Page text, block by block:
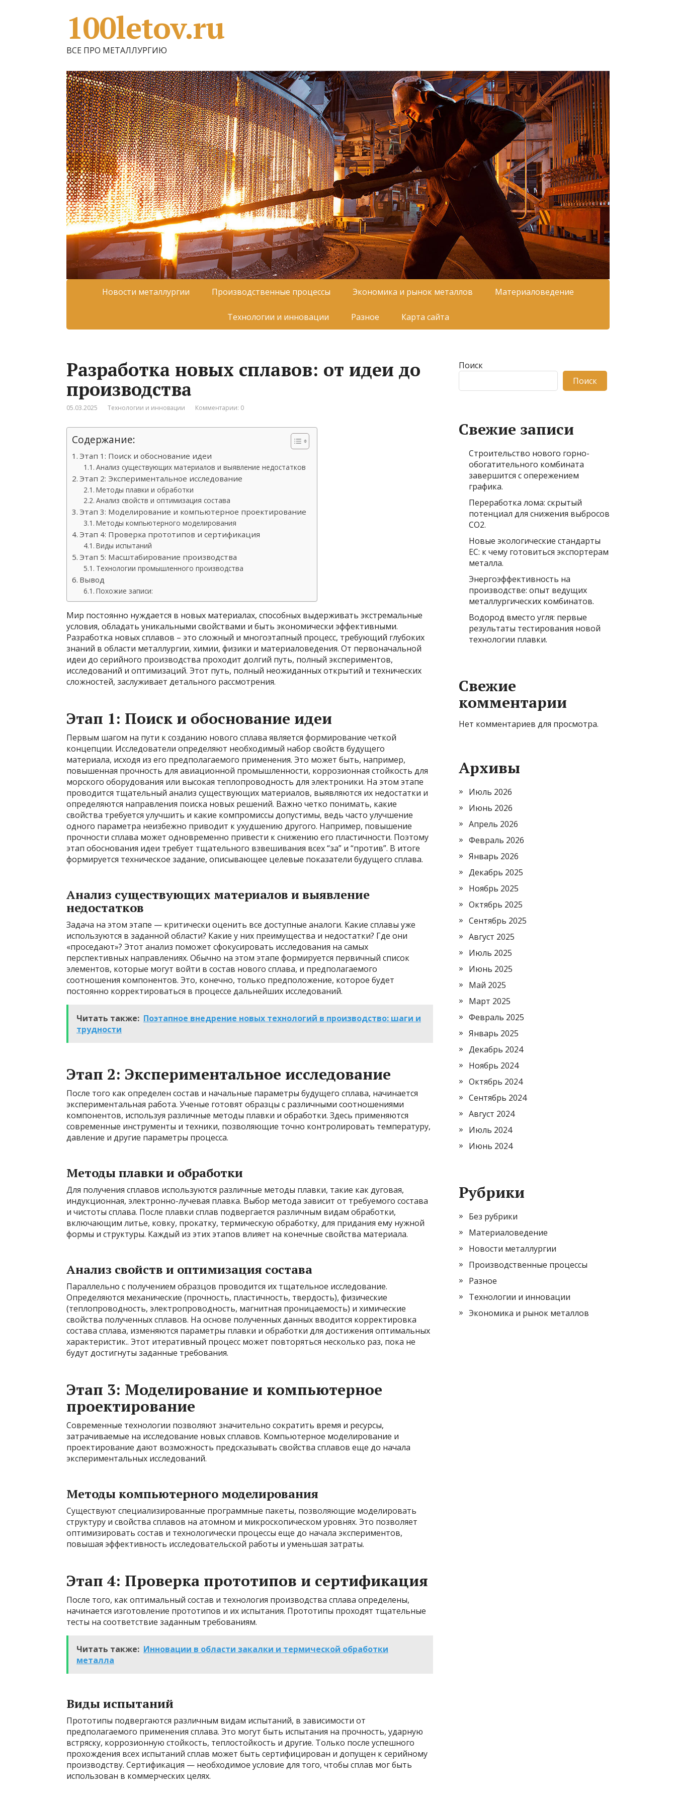
100letov.ru
ВСЕ ПРО МЕТАЛЛУРГИЮ
Новости металлургии Производственные процессы Экономика и рынок металлов Материаловедение
Технологии и инновации Разное Карта сайта
Разработка новых сплавов: от идеи до
производства
05.03.2025 Технологии и инновации Комментарии: 0
Содержание:
Этап 1: Поиск и обоснование идеи
Анализ существующих материалов и выявление недостатков
Этап 2: Экспериментальное исследование
Методы плавки и обработки
Анализ свойств и оптимизация состава
Этап 3: Моделирование и компьютерное проектирование
Методы компьютерного моделирования
Этап 4: Проверка прототипов и сертификация
Виды испытаний
Этап 5: Масштабирование производства
Технологии промышленного производства
Вывод
Похожие записи:
Мир постоянно нуждается в новых материалах, способных выдерживать экстремальные
условия, обладать уникальными свойствами и быть экономически эффективными.
Разработка новых сплавов – это сложный и многоэтапный процесс, требующий глубоких
знаний в области металлургии, химии, физики и материаловедения. От первоначальной
идеи до серийного производства проходит долгий путь, полный экспериментов,
исследований и оптимизаций. Этот путь, полный неожиданных открытий и технических
сложностей, заслуживает детального рассмотрения.
Этап 1: Поиск и обоснование идеи
Первым шагом на пути к созданию нового сплава является формирование четкой
концепции. Исследователи определяют необходимый набор свойств будущего
материала, исходя из его предполагаемого применения. Это может быть, например,
повышенная прочность для авиационной промышленности, коррозионная стойкость для
морского оборудования или высокая теплопроводность для электроники. На этом этапе
проводится тщательный анализ существующих материалов, выявляются их недостатки и
определяются направления поиска новых решений. Важно четко понимать, какие
свойства требуется улучшить и какие компромиссы допустимы, ведь часто улучшение
одного параметра неизбежно приводит к ухудшению другого. Например, повышение
прочности сплава может одновременно привести к снижению его пластичности. Поэтому
этап обоснования идеи требует тщательного взвешивания всех “за” и “против”. В итоге
формируется техническое задание, описывающее целевые показатели будущего сплава.
Анализ существующих материалов и выявление
недостатков
Задача на этом этапе — критически оценить все доступные аналоги. Какие сплавы уже
используются в заданной области? Какие у них преимущества и недостатки? Где они
«проседают»? Этот анализ поможет сфокусировать исследования на самых
перспективных направлениях. Обычно на этом этапе формируется первичный список
элементов, которые могут войти в состав нового сплава, и предполагаемого
соотношения компонентов. Это, конечно, только предположение, которое будет
постоянно корректироваться в процессе дальнейших исследований.
Читать также: Поэтапное внедрение новых технологий в производство: шаги и
трудности
Этап 2: Экспериментальное исследование
После того как определен состав и начальные параметры будущего сплава, начинается
экспериментальная работа. Ученые готовят образцы с различными соотношениями
компонентов, используя различные методы плавки и обработки. Здесь применяются
современные инструменты и техники, позволяющие точно контролировать температуру,
давление и другие параметры процесса.
Методы плавки и обработки
Для получения сплавов используются различные методы плавки, такие как дуговая,
индукционная, электронно-лучевая плавка. Выбор метода зависит от требуемого состава
и чистоты сплава. После плавки сплав подвергается различным видам обработки,
включающим литье, ковку, прокатку, термическую обработку, для придания ему нужной
формы и структуры. Каждый из этих этапов влияет на конечные свойства материала.
Анализ свойств и оптимизация состава
Параллельно с получением образцов проводится их тщательное исследование.
Определяются механические (прочность, пластичность, твердость), физические
(теплопроводность, электропроводность, магнитная проницаемость) и химические
свойства полученных сплавов. На основе полученных данных вводится корректировка
состава сплава, изменяются параметры плавки и обработки для достижения оптимальных
характеристик.. Этот итеративный процесс может повторяться несколько раз, пока не
будут достигнуты заданные требования.
Этап 3: Моделирование и компьютерное
проектирование
Современные технологии позволяют значительно сократить время и ресурсы,
затрачиваемые на исследование новых сплавов. Компьютерное моделирование и
проектирование дают возможность предсказывать свойства сплавов еще до началa
экспериментальных исследований.
Методы компьютерного моделирования
Существуют специализированные программные пакеты, позволяющие моделировать
структуру и свойства сплавов на атомном и микроскопическом уровнях. Это позволяет
оптимизировать состав и технологически процессы еще до начала экспериментов,
повышая эффективность исследовательской работы и уменьшая затраты.
Этап 4: Проверка прототипов и сертификация
После того, как оптимальный состав и технология производства сплава определены,
начинается изготовление прототипов и их испытания. Прототипы проходят тщательные
тесты на соответствие заданным требованиям.
Читать также: Инновации в области закалки и термической обработки
металла
Виды испытаний
Прототипы подвергаются различным видам испытаний, в зависимости от
предполагаемого применения сплава. Это могут быть испытания на прочность, ударную
встряску, коррозионную стойкость, теплостойкость и другие. Только после успешного
прохождения всех испытаний сплав может быть сертифицирован и допущен к серийному
производству. Сертификация — необходимое условие для того, чтобы сплав мог быть
использован в коммерческих целях.
Поиск
Поиск
Свежие записи
Строительство нового горно-
обогатительного комбината
завершится с опережением
графика.
Переработка лома: скрытый
потенциал для снижения выбросов
CO2.
Новые экологические стандарты
ЕС: к чему готовиться экспортерам
металла.
Энергоэффективность на
производстве: опыт ведущих
металлургических комбинатов.
Водород вместо угля: первые
результаты тестирования новой
технологии плавки.
Свежие
комментарии
Нет комментариев для просмотра.
Архивы
Июль 2026
Июнь 2026
Апрель 2026
Февраль 2026
Январь 2026
Декабрь 2025
Ноябрь 2025
Октябрь 2025
Сентябрь 2025
Август 2025
Июль 2025
Июнь 2025
Май 2025
Март 2025
Февраль 2025
Январь 2025
Декабрь 2024
Ноябрь 2024
Октябрь 2024
Сентябрь 2024
Август 2024
Июль 2024
Июнь 2024
Рубрики
Без рубрики
Материаловедение
Новости металлургии
Производственные процессы
Разное
Технологии и инновации
Экономика и рынок металлов